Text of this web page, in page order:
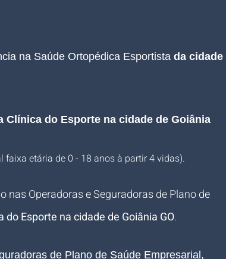
na Saúde Ortopédica Esportista da cidade
Clínica do Esporte na cidade de Goiânia
faixa etária de 0 - 18 anos à partir 4 vidas).
nas Operadoras e Seguradoras de Plano de
do Esporte na cidade de Goiânia GO.
de Plano de Saúde Empresarial,